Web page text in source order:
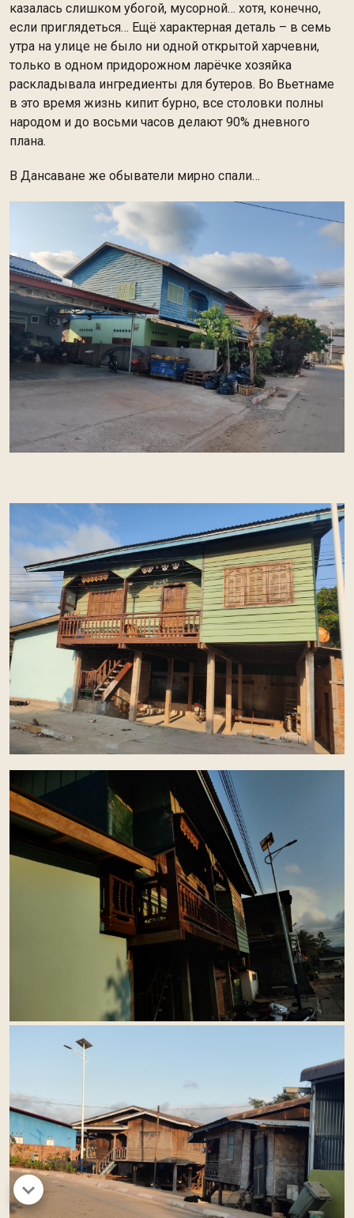
казалась слишком убогой, мусорной… хотя, конечно,
если приглядеться… Ещё характерная деталь – в семь
утра на улице не было ни одной открытой харчевни,
только в одном придорожном ларёчке хозяйка
раскладывала ингредиенты для бутеров. Во Вьетнаме
в это время жизнь кипит бурно, все столовки полны
народом и до восьми часов делают 90% дневного
плана.
В Дансаване же обыватели мирно спали…